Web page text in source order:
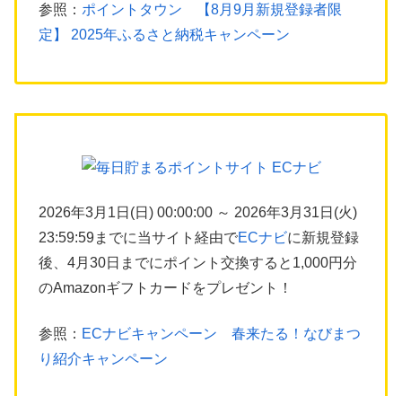
参照： ポイントタウン 【8月9月新規登録者限
定】 2025年ふるさと納税キャンペーン
2026年3月1日(日) 00:00:00 ～ 2026年3月31日(火)
23:59:59までに当サイト経由でECナビに新規登録
後、4月30日までにポイント交換すると1,000円分
のAmazonギフトカードをプレゼント！
参照： ECナビキャンペーン 春来たる！なびまつ
り紹介キャンペーン